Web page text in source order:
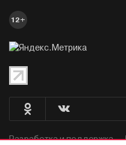
12+
Разработка и поддержка —